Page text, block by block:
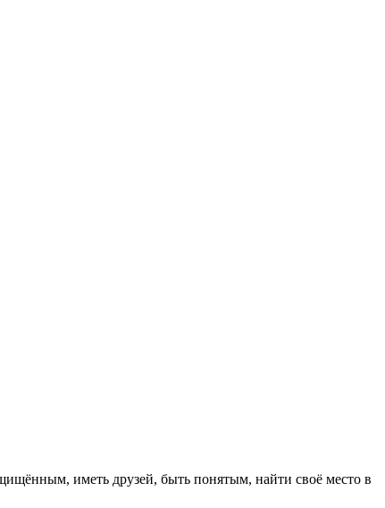
иметь друзей, быть понятым, найти своё место в